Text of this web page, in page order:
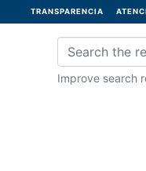
TRANSPARENCIA
Improve search